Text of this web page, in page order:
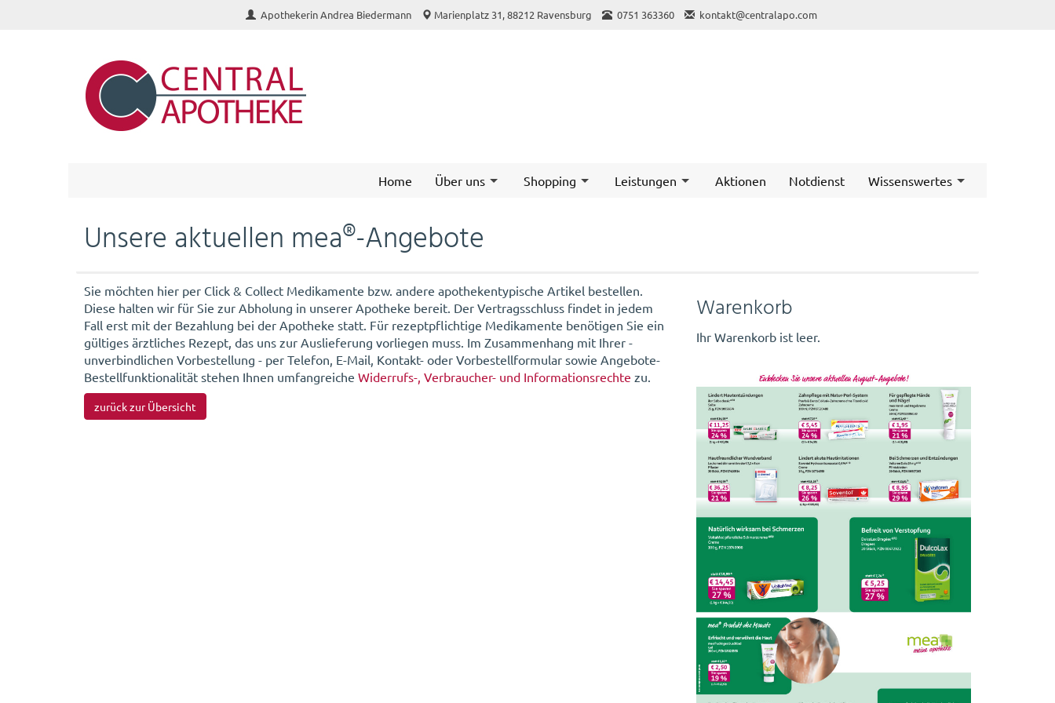
Apothekerin Andrea Biedermann Marienplatz 31, 88212 Ravensburg 0751 363360 kontakt@centralapo.com
Home Über uns Shopping Leistungen Aktionen Notdienst Wissenswertes
Unsere aktuellen mea®-Angebote
Sie möchten hier per Click & Collect Medikamente bzw. andere apothekentypische Artikel bestellen.
Diese halten wir für Sie zur Abholung in unserer Apotheke bereit. Der Vertragsschluss findet in jedem
Fall erst mit der Bezahlung bei der Apotheke statt. Für rezeptpflichtige Medikamente benötigen Sie ein
gültiges ärztliches Rezept, das uns zur Auslieferung vorliegen muss. Im Zusammenhang mit Ihrer -
unverbindlichen Vorbestellung - per Telefon, E-Mail, Kontakt- oder Vorbestellformular sowie Angebote-
Bestellfunktionalität stehen Ihnen umfangreiche Widerrufs-, Verbraucher- und Informationsrechte zu.
zurück zur Übersicht
Warenkorb
Ihr Warenkorb ist leer.